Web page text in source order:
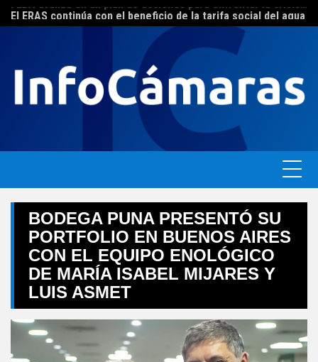
Skip
to
El ERAS continúa con el beneficio de la tarifa social del agua
BODEGA PUNA PRESENTÓ SU
PORTFOLIO EN BUENOS AIRES
CON EL EQUIPO ENOLÓGICO
DE MARÍA ISABEL MIJARES Y
LUIS ASMET